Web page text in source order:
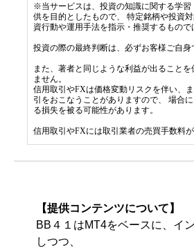
【提供コンテンツについて】
BB４１はMT4をベースに、イ
しつつ、